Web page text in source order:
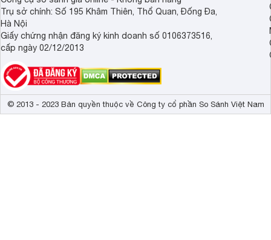
Trụ sở chính: Số 195 Khâm Thiên, Thổ Quan, Đống Đa,
Hà Nội
Giấy chứng nhận đăng ký kinh doanh số 0106373516,
cấp ngày 02/12/2013
© 2013 - 2023 Bản quyền thuộc về Công ty cổ phần So Sánh Việt Nam